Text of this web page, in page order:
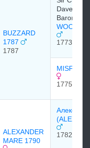
BUZZARD
1787
1787
Davers,
Baronet
1773
1775
ALEXANDER
MARE 1790
1782